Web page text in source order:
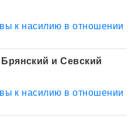
к насилию в отношении
и Севский
к насилию в отношении